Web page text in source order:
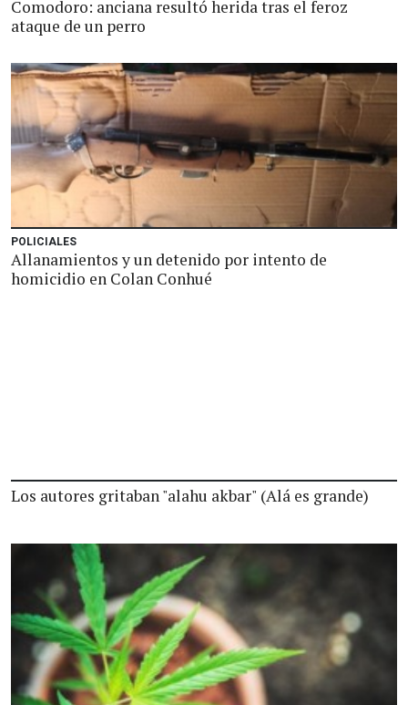
Comodoro: anciana resultó herida tras el feroz
ataque de un perro
POLICIALES
Allanamientos y un detenido por intento de
homicidio en Colan Conhué
Los autores gritaban "alahu akbar" (Alá es grande)